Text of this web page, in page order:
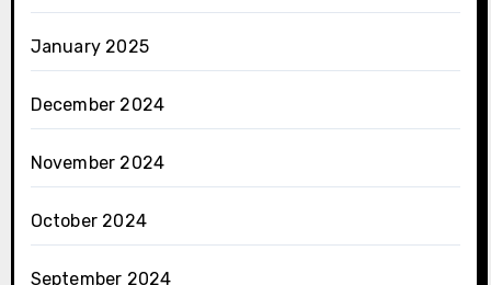
January 2025
December 2024
November 2024
October 2024
September 2024